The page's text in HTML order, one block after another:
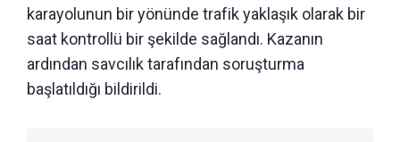
karayolunun bir yönünde trafik yaklaşık olarak bir
saat kontrollü bir şekilde sağlandı. Kazanın
ardından savcılık tarafından soruşturma
başlatıldığı bildirildi.